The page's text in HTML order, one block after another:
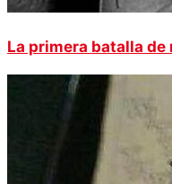
La primera batalla